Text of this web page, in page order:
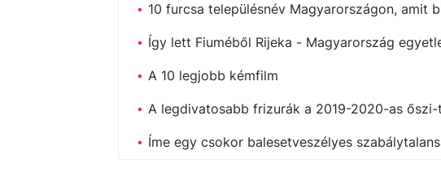
10 furcsa településnév Magyarországon, amit
Így lett Fiuméből Rijeka - Magyarország
A 10 legjobb kémfilm
A legdivatosabb frizurák a 2019-2020-as
Íme egy csokor balesetveszélyes